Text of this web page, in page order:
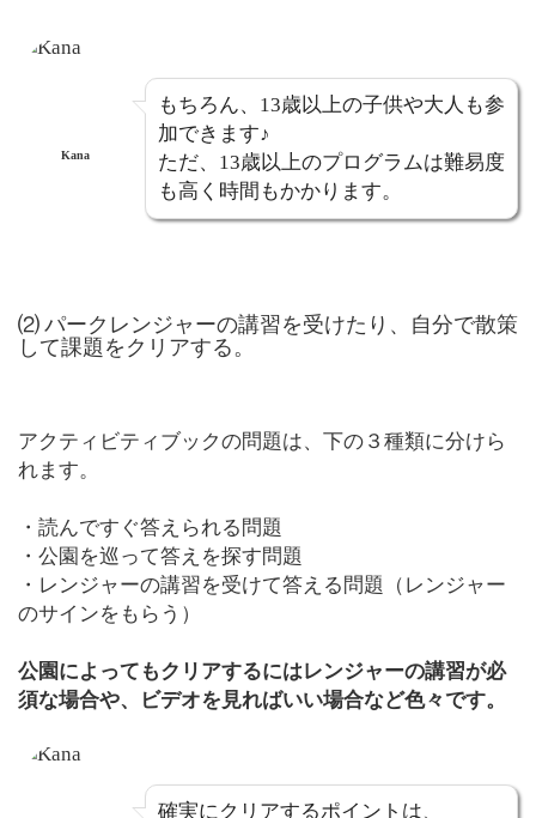
Kana
もちろん、13歳以上の子供や大人も参
加できます♪
ただ、13歳以上のプログラムは難易度
も高く時間もかかります。
⑵ パークレンジャーの講習を受けたり、自分で散策
して課題をクリアする。
アクティビティブックの問題は、下の３種類に分けら
れます。
・読んですぐ答えられる問題
・公園を巡って答えを探す問題
・レンジャーの講習を受けて答える問題（レンジャー
のサインをもらう）
公園によってもクリアするにはレンジャーの講習が必
須な場合や、ビデオを見ればいい場合など色々です。
確実にクリアするポイントは、